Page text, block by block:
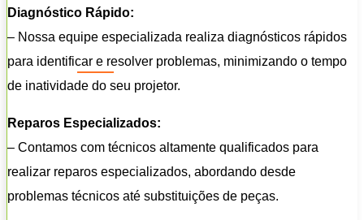
Diagnóstico Rápido:
– Nossa equipe especializada realiza diagnósticos rápidos
para identificar e resolver problemas, minimizando o tempo
de inatividade do seu projetor.
Reparos Especializados:
– Contamos com técnicos altamente qualificados para
realizar reparos especializados, abordando desde
problemas técnicos até substituições de peças.